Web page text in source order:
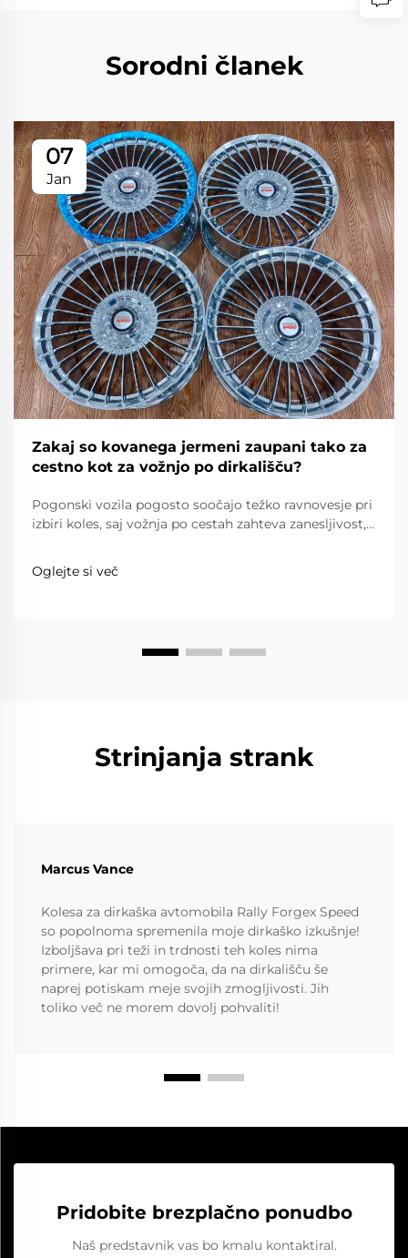
Sorodni članek
07
Jan
Zakaj so kovanega jermeni zaupani tako za
cestno kot za vožnjo po dirkališču?
Pogonski vozila pogosto soočajo težko ravnovesje pri
izbiri koles, saj vožnja po cestah zahteva zanesljivost,
ko vožnja na dirkališču zahteva izjemno lahko težo,
trdnost in natančnost. Kovanega tipa kolesa...
Oglejte si več
Strinjanja strank
Marcus Vance
Kolesa za dirkaška avtomobila Rally Forgex Speed
so popolnoma spremenila moje dirkaško izkušnje!
Izboljšava pri teži in trdnosti teh koles nima
primere, kar mi omogoča, da na dirkališču še
naprej potiskam meje svojih zmogljivosti. Jih
toliko več ne morem dovolj pohvaliti!
Pridobite brezplačno ponudbo
Naš predstavnik vas bo kmalu kontaktiral.